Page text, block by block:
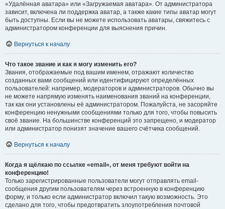
«Удалённая аватара» или «Загружаемая аватара». От администратора
зависит, включена ли поддержка аватар, а также какие типы аватар могут
быть доступны. Если вы не можете использовать аватары, свяжитесь с
администратором конференции для выяснения причин.
Вернуться к началу
Что такое звание и как я могу изменить его?
Звания, отображаемые под вашим именем, отражают количество
созданных вами сообщений или идентифицируют определённых
пользователей: например, модераторов и администраторов. Обычно вы
не можете напрямую изменять наименования званий на конференции,
так как они установлены её администратором. Пожалуйста, не засоряйте
конференцию ненужными сообщениями только для того, чтобы повысить
своё звание. На большинстве конференций это запрещено, и модератор
или администратор понизят значение вашего счётчика сообщений.
Вернуться к началу
Когда я щёлкаю по ссылке «email», от меня требуют войти на
конференцию!
Только зарегистрированные пользователи могут отправлять email-
сообщения другим пользователям через встроенную в конференцию
форму, и только если администратор включил такую возможность. Это
сделано для того, чтобы предотвратить злоупотребления почтовой